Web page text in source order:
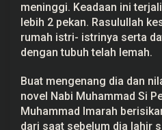
meninggi. Keadaan ini
lebih 2 pekan. Rasulullah
rumah istri- istrinya serta
dengan tubuh telah lemah.
Buat mengenang dia dan
novel Nabi Muhammad Si
Muhammad Imarah
dari saat sebelum dia lahir